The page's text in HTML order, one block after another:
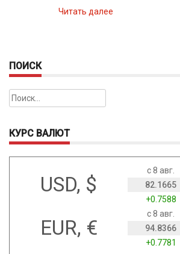
Читать далее
ПОИСК
Найти:
КУРС ВАЛЮТ
USD, $
с 8 авг.
82.1665
+0.7588
EUR, €
с 8 авг.
94.8366
+0.7781